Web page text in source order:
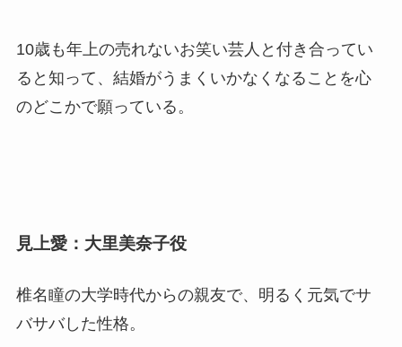
10歳も年上の売れないお笑い芸人と付き合ってい
ると知って、結婚がうまくいかなくなることを心
のどこかで願っている。
見上愛：大里美奈子役
椎名瞳の大学時代からの親友で、明るく元気でサ
バサバした性格。